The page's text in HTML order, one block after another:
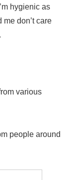
hygienic as
don’t care
various
people around